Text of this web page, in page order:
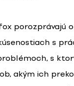
porozprávajú
s
s
akým ich